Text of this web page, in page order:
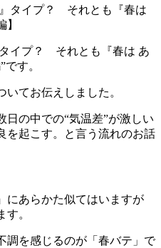
イプ？ それとも『春は あ
す。
てお伝えしました。
日の中での“気温差”が激しい
を起こす。と言う流れのお話
にあらかた似てはいますが
す。
調を感じるのが「春バテ」で